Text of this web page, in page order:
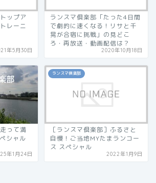
ップア
レーニ
年5月30日
ランスマ倶楽部「たった4日間
で劇的に速くなる！リサと千
晃が合宿に挑戦」の見どこ
ろ・再放送・動画配信は？
2020年10月18日
って満
シャル
年1月24日
ランスマ倶楽部
［ランスマ倶楽部］ふるさと
自慢！ご当地MYたまランコー
ス スペシャル
2022年1月9日